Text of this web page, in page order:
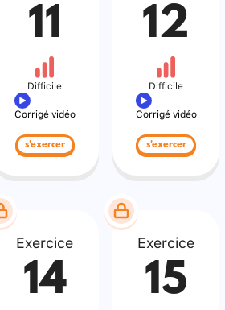
11
Difficile
Corrigé vidéo
s'exercer
12
Difficile
Corrigé vidéo
s'exercer
Exercice
14
Exercice
15